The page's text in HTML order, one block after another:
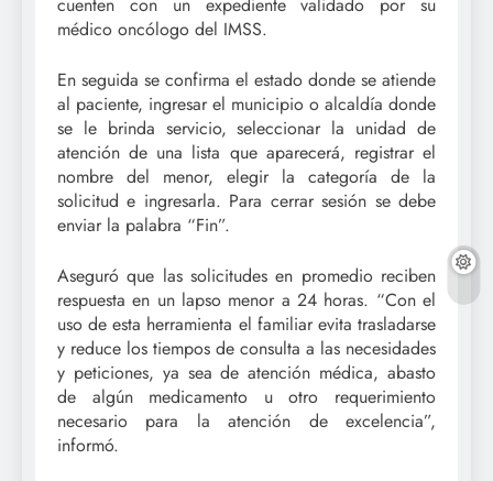
médico oncólogo del IMSS.
En seguida se confirma el estado donde se atiende
al paciente, ingresar el municipio o alcaldía donde
se le brinda servicio, seleccionar la unidad de
atención de una lista que aparecerá, registrar el
nombre del menor, elegir la categoría de la
solicitud e ingresarla. Para cerrar sesión se debe
enviar la palabra “Fin”.
Aseguró que las solicitudes en promedio reciben
respuesta en un lapso menor a 24 horas. “Con el
uso de esta herramienta el familiar evita trasladarse
y reduce los tiempos de consulta a las necesidades
y peticiones, ya sea de atención médica, abasto
de algún medicamento u otro requerimiento
necesario para la atención de excelencia”,
informó.